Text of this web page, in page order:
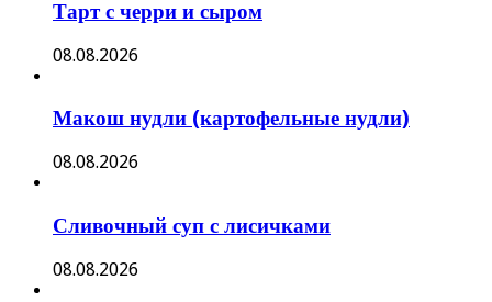
Тарт с черри и сыром
08.08.2026
Макош нудли (картофельные нудли)
08.08.2026
Сливочный суп с лисичками
08.08.2026